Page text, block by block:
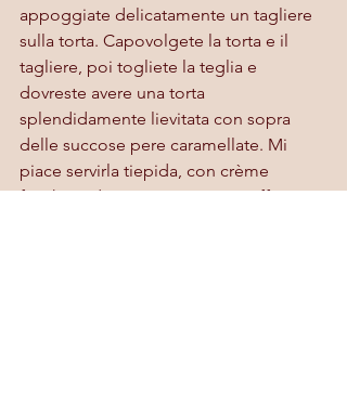
appoggiate delicatamente un tagliere
sulla torta. Capovolgete la torta e il
tagliere, poi togliete la teglia e
dovreste avere una torta
splendidamente lievitata con sopra
delle succose pere caramellate. Mi
piace servirla tiepida, con crème
fraîche o doppia panna e un caffè. Si